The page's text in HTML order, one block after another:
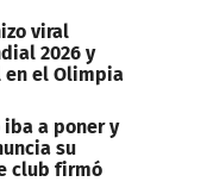
viral
2026 y
en el Olimpia
a poner y
su
club firmó